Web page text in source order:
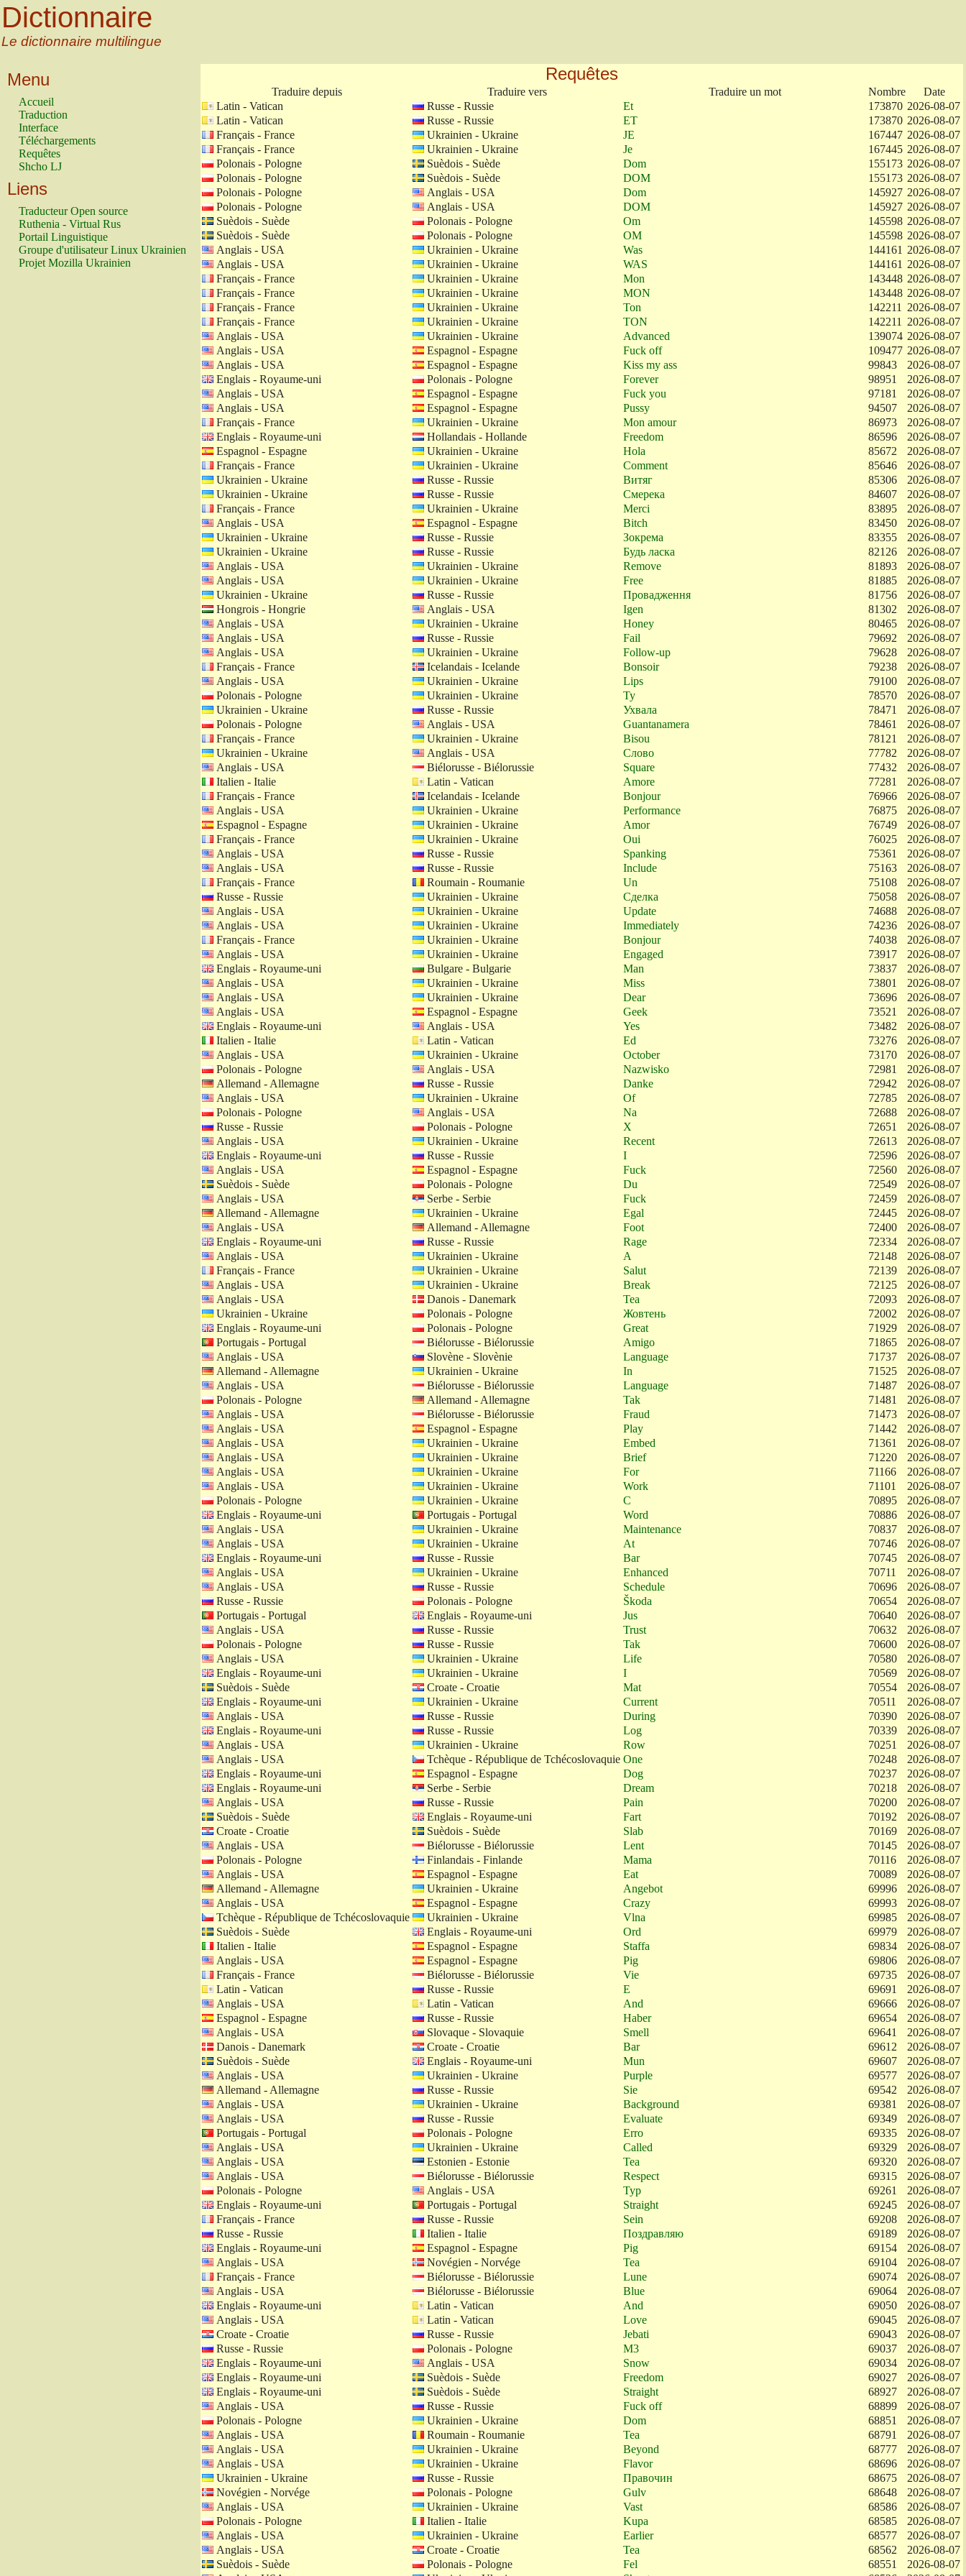
Dictionnaire
Le dictionnaire multilingue
Menu
Accueil
Traduction
Interface
Téléchargements
Requêtes
Shcho LJ
Liens
Traducteur Open source
Ruthenia - Virtual Rus
Portail Linguistique
Groupe d'utilisateur Linux Ukrainien
Projet Mozilla Ukrainien
Requêtes
Traduire depuis Traduire vers Traduire un mot Nombre
Date
Latin - Vatican
Russe - Russie Et 173870 2026-08-07
Latin - Vatican
Russe - Russie ET 173870 2026-08-07
Français - France
Ukrainien - Ukraine JE 167447 2026-08-07
Français - France
Ukrainien - Ukraine Je 167445 2026-08-07
Polonais - Pologne
Suèdois - Suède Dom 155173 2026-08-07
Polonais - Pologne
Suèdois - Suède DOM 155173 2026-08-07
Polonais - Pologne
Anglais - USA Dom 145927 2026-08-07
Polonais - Pologne
Anglais - USA DOM 145927 2026-08-07
Suèdois - Suède
Polonais - Pologne Om 145598 2026-08-07
Suèdois - Suède
Polonais - Pologne OM 145598 2026-08-07
Anglais - USA
Ukrainien - Ukraine Was 144161 2026-08-07
Anglais - USA
Ukrainien - Ukraine WAS 144161 2026-08-07
Français - France
Ukrainien - Ukraine Mon 143448 2026-08-07
Français - France
Ukrainien - Ukraine MON 143448 2026-08-07
Français - France
Ukrainien - Ukraine Ton 142211
2026-08-07
Français - France
Ukrainien - Ukraine TON 142211
2026-08-07
Anglais - USA
Ukrainien - Ukraine Advanced 139074 2026-08-07
Anglais - USA
Espagnol - Espagne Fuck off 109477 2026-08-07
Anglais - USA
Espagnol - Espagne Kiss my ass 99843
2026-08-07
Englais - Royaume-uni
Polonais - Pologne Forever 98951
2026-08-07
Anglais - USA
Espagnol - Espagne Fuck you 97181
2026-08-07
Anglais - USA
Espagnol - Espagne Pussy 94507
2026-08-07
Français - France
Ukrainien - Ukraine Mon amour 86973
2026-08-07
Englais - Royaume-uni
Hollandais - Hollande Freedom 86596
2026-08-07
Espagnol - Espagne
Ukrainien - Ukraine Hola 85672
2026-08-07
Français - France
Ukrainien - Ukraine Comment 85646
2026-08-07
Ukrainien - Ukraine
Russe - Russie Витяг 85306
2026-08-07
Ukrainien - Ukraine
Russe - Russie Смерека 84607
2026-08-07
Français - France
Ukrainien - Ukraine Merci 83895
2026-08-07
Anglais - USA
Espagnol - Espagne Bitch 83450
2026-08-07
Ukrainien - Ukraine
Russe - Russie Зокрема 83355
2026-08-07
Ukrainien - Ukraine
Russe - Russie Будь ласка 82126
2026-08-07
Anglais - USA
Ukrainien - Ukraine Remove 81893
2026-08-07
Anglais - USA
Ukrainien - Ukraine Free 81885
2026-08-07
Ukrainien - Ukraine
Russe - Russie Провадження 81756
2026-08-07
Hongrois - Hongrie
Anglais - USA Igen 81302
2026-08-07
Anglais - USA
Ukrainien - Ukraine Honey 80465
2026-08-07
Anglais - USA
Russe - Russie Fail 79692
2026-08-07
Anglais - USA
Ukrainien - Ukraine Follow-up 79628
2026-08-07
Français - France
Icelandais - Icelande Bonsoir 79238
2026-08-07
Anglais - USA
Ukrainien - Ukraine Lips 79100
2026-08-07
Polonais - Pologne
Ukrainien - Ukraine Ty 78570
2026-08-07
Ukrainien - Ukraine
Russe - Russie Ухвала 78471
2026-08-07
Polonais - Pologne
Anglais - USA Guantanamera 78461
2026-08-07
Français - France
Ukrainien - Ukraine Bisou 78121
2026-08-07
Ukrainien - Ukraine
Anglais - USA Слово 77782
2026-08-07
Anglais - USA
Biélorusse - Biélorussie Square 77432
2026-08-07
Italien - Italie
Latin - Vatican Amore 77281
2026-08-07
Français - France
Icelandais - Icelande Bonjour 76966
2026-08-07
Anglais - USA
Ukrainien - Ukraine Performance 76875
2026-08-07
Espagnol - Espagne
Ukrainien - Ukraine Amor 76749
2026-08-07
Français - France
Ukrainien - Ukraine Oui 76025
2026-08-07
Anglais - USA
Russe - Russie Spanking 75361
2026-08-07
Anglais - USA
Russe - Russie Include 75163
2026-08-07
Français - France
Roumain - Roumanie Un 75108
2026-08-07
Russe - Russie
Ukrainien - Ukraine Сделка 75058
2026-08-07
Anglais - USA
Ukrainien - Ukraine Update 74688
2026-08-07
Anglais - USA
Ukrainien - Ukraine Immediately 74236
2026-08-07
Français - France
Ukrainien - Ukraine Bonjour 74038
2026-08-07
Anglais - USA
Ukrainien - Ukraine Engaged 73917
2026-08-07
Englais - Royaume-uni
Bulgare - Bulgarie Man 73837
2026-08-07
Anglais - USA
Ukrainien - Ukraine Miss 73801
2026-08-07
Anglais - USA
Ukrainien - Ukraine Dear 73696
2026-08-07
Anglais - USA
Espagnol - Espagne Geek 73521
2026-08-07
Englais - Royaume-uni
Anglais - USA Yes 73482
2026-08-07
Italien - Italie
Latin - Vatican Ed 73276
2026-08-07
Anglais - USA
Ukrainien - Ukraine October 73170
2026-08-07
Polonais - Pologne
Anglais - USA Nazwisko 72981
2026-08-07
Allemand - Allemagne
Russe - Russie Danke 72942
2026-08-07
Anglais - USA
Ukrainien - Ukraine Of 72785
2026-08-07
Polonais - Pologne
Anglais - USA Na 72688
2026-08-07
Russe - Russie
Polonais - Pologne X 72651
2026-08-07
Anglais - USA
Ukrainien - Ukraine Recent 72613
2026-08-07
Englais - Royaume-uni
Russe - Russie I 72596
2026-08-07
Anglais - USA
Espagnol - Espagne Fuck 72560
2026-08-07
Suèdois - Suède
Polonais - Pologne Du 72549
2026-08-07
Anglais - USA
Serbe - Serbie Fuck 72459
2026-08-07
Allemand - Allemagne
Ukrainien - Ukraine Egal 72445
2026-08-07
Anglais - USA
Allemand - Allemagne Foot 72400
2026-08-07
Englais - Royaume-uni
Russe - Russie Rage 72334
2026-08-07
Anglais - USA
Ukrainien - Ukraine A 72148
2026-08-07
Français - France
Ukrainien - Ukraine Salut 72139
2026-08-07
Anglais - USA
Ukrainien - Ukraine Break 72125
2026-08-07
Anglais - USA
Danois - Danemark Tea 72093
2026-08-07
Ukrainien - Ukraine
Polonais - Pologne Жовтень 72002
2026-08-07
Englais - Royaume-uni
Polonais - Pologne Great 71929
2026-08-07
Portugais - Portugal
Biélorusse - Biélorussie Amigo 71865
2026-08-07
Anglais - USA
Slovène - Slovènie Language 71737
2026-08-07
Allemand - Allemagne
Ukrainien - Ukraine In 71525
2026-08-07
Anglais - USA
Biélorusse - Biélorussie Language 71487
2026-08-07
Polonais - Pologne
Allemand - Allemagne Tak 71481
2026-08-07
Anglais - USA
Biélorusse - Biélorussie Fraud 71473
2026-08-07
Anglais - USA
Espagnol - Espagne Play 71442
2026-08-07
Anglais - USA
Ukrainien - Ukraine Embed 71361
2026-08-07
Anglais - USA
Ukrainien - Ukraine Brief 71220
2026-08-07
Anglais - USA
Ukrainien - Ukraine For 71166
2026-08-07
Anglais - USA
Ukrainien - Ukraine Work 71101
2026-08-07
Polonais - Pologne
Ukrainien - Ukraine C 70895
2026-08-07
Englais - Royaume-uni
Portugais - Portugal Word 70886
2026-08-07
Anglais - USA
Ukrainien - Ukraine Maintenance 70837
2026-08-07
Anglais - USA
Ukrainien - Ukraine At 70746
2026-08-07
Englais - Royaume-uni
Russe - Russie Bar 70745
2026-08-07
Anglais - USA
Ukrainien - Ukraine Enhanced 70711
2026-08-07
Anglais - USA
Russe - Russie Schedule 70696
2026-08-07
Russe - Russie
Polonais - Pologne Škoda 70654
2026-08-07
Portugais - Portugal
Englais - Royaume-uni Jus 70640
2026-08-07
Anglais - USA
Russe - Russie Trust 70632
2026-08-07
Polonais - Pologne
Russe - Russie Tak 70600
2026-08-07
Anglais - USA
Ukrainien - Ukraine Life 70580
2026-08-07
Englais - Royaume-uni
Ukrainien - Ukraine I 70569
2026-08-07
Suèdois - Suède
Croate - Croatie Mat 70554
2026-08-07
Englais - Royaume-uni
Ukrainien - Ukraine Current 70511
2026-08-07
Anglais - USA
Russe - Russie During 70390
2026-08-07
Englais - Royaume-uni
Russe - Russie Log 70339
2026-08-07
Anglais - USA
Ukrainien - Ukraine Row 70251
2026-08-07
Anglais - USA
Tchèque - République de Tchécoslovaquie One 70248
2026-08-07
Englais - Royaume-uni
Espagnol - Espagne Dog 70237
2026-08-07
Englais - Royaume-uni
Serbe - Serbie Dream 70218
2026-08-07
Anglais - USA
Russe - Russie Pain 70200
2026-08-07
Suèdois - Suède
Englais - Royaume-uni Fart 70192
2026-08-07
Croate - Croatie
Suèdois - Suède Slab 70169
2026-08-07
Anglais - USA
Biélorusse - Biélorussie Lent 70145
2026-08-07
Polonais - Pologne
Finlandais - Finlande Mama 70116
2026-08-07
Anglais - USA
Espagnol - Espagne Eat 70089
2026-08-07
Allemand - Allemagne
Ukrainien - Ukraine Angebot 69996
2026-08-07
Anglais - USA
Espagnol - Espagne Crazy 69993
2026-08-07
Tchèque - République de Tchécoslovaquie
Ukrainien - Ukraine Vlna 69985
2026-08-07
Suèdois - Suède
Englais - Royaume-uni Ord 69979
2026-08-07
Italien - Italie
Espagnol - Espagne Staffa 69834
2026-08-07
Anglais - USA
Espagnol - Espagne Pig 69806
2026-08-07
Français - France
Biélorusse - Biélorussie Vie 69735
2026-08-07
Latin - Vatican
Russe - Russie E 69691
2026-08-07
Anglais - USA
Latin - Vatican And 69666
2026-08-07
Espagnol - Espagne
Russe - Russie Haber 69654
2026-08-07
Anglais - USA
Slovaque - Slovaquie Smell 69641
2026-08-07
Danois - Danemark
Croate - Croatie Bar 69612
2026-08-07
Suèdois - Suède
Englais - Royaume-uni Mun 69607
2026-08-07
Anglais - USA
Ukrainien - Ukraine Purple 69577
2026-08-07
Allemand - Allemagne
Russe - Russie Sie 69542
2026-08-07
Anglais - USA
Ukrainien - Ukraine Background 69381
2026-08-07
Anglais - USA
Russe - Russie Evaluate 69349
2026-08-07
Portugais - Portugal
Polonais - Pologne Erro 69335
2026-08-07
Anglais - USA
Ukrainien - Ukraine Called 69329
2026-08-07
Anglais - USA
Estonien - Estonie Tea 69320
2026-08-07
Anglais - USA
Biélorusse - Biélorussie Respect 69315
2026-08-07
Polonais - Pologne
Anglais - USA Typ 69261
2026-08-07
Englais - Royaume-uni
Portugais - Portugal Straight 69245
2026-08-07
Français - France
Russe - Russie Sein 69208
2026-08-07
Russe - Russie
Italien - Italie Поздравляю 69189
2026-08-07
Englais - Royaume-uni
Espagnol - Espagne Pig 69154
2026-08-07
Anglais - USA
Novégien - Norvége Tea 69104
2026-08-07
Français - France
Biélorusse - Biélorussie Lune 69074
2026-08-07
Anglais - USA
Biélorusse - Biélorussie Blue 69064
2026-08-07
Englais - Royaume-uni
Latin - Vatican And 69050
2026-08-07
Anglais - USA
Latin - Vatican Love 69045
2026-08-07
Croate - Croatie
Russe - Russie Jebati 69043
2026-08-07
Russe - Russie
Polonais - Pologne M3 69037
2026-08-07
Englais - Royaume-uni
Anglais - USA Snow 69034
2026-08-07
Englais - Royaume-uni
Suèdois - Suède Freedom 69027
2026-08-07
Englais - Royaume-uni
Suèdois - Suède Straight 68927
2026-08-07
Anglais - USA
Russe - Russie Fuck off 68899
2026-08-07
Polonais - Pologne
Ukrainien - Ukraine Dom 68851
2026-08-07
Anglais - USA
Roumain - Roumanie Tea 68791
2026-08-07
Anglais - USA
Ukrainien - Ukraine Beyond 68777
2026-08-07
Anglais - USA
Ukrainien - Ukraine Flavor 68696
2026-08-07
Ukrainien - Ukraine
Russe - Russie Правочин 68675
2026-08-07
Novégien - Norvége
Polonais - Pologne Gulv 68648
2026-08-07
Anglais - USA
Ukrainien - Ukraine Vast 68586
2026-08-07
Polonais - Pologne
Italien - Italie Kupa 68585
2026-08-07
Anglais - USA
Ukrainien - Ukraine Earlier 68577
2026-08-07
Anglais - USA
Croate - Croatie Tea 68562
2026-08-07
Suèdois - Suède
Polonais - Pologne Fel 68551
2026-08-07